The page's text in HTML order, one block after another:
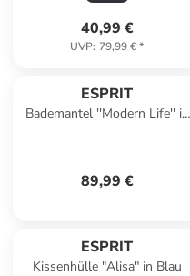
40,99 €
UVP: 79,99 €*
ESPRIT
Bademantel ''Modern Life'' in
89,99 €
ESPRIT
Kissenhülle "Alisa" in Blau